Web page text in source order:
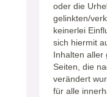
oder die
gelinkten/
keinerlei
sich hiermit
Inhalten aller
Seiten, die
verändert
für alle